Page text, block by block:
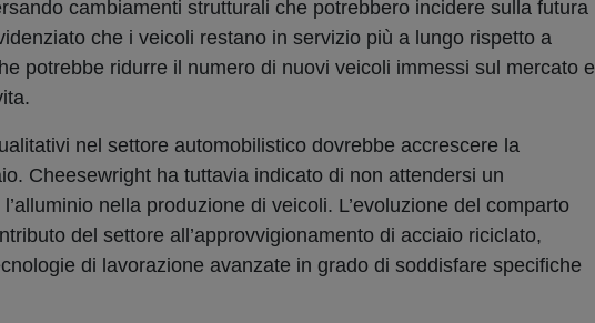
cambiamenti strutturali che potrebbero incidere sulla futura
che i veicoli restano in servizio più a lungo rispetto a
potrebbe ridurre il numero di nuovi veicoli immessi sul mercato e
nel settore automobilistico dovrebbe accrescere la
Cheesewright ha tuttavia indicato di non attendersi un
nella produzione di veicoli. L’evoluzione del comparto
del settore all’approvvigionamento di acciaio riciclato,
di lavorazione avanzate in grado di soddisfare specifiche